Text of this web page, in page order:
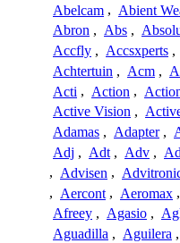
Abelcam , Abient
Abron , Abs ,
Accfly , Accsxperts ,
Achtertuin , Acm ,
Acti , Action ,
Active Vision ,
Adamas , Adapter ,
Adj , Adt , Adv ,
, Advisen ,
, Aercont , Aeromax ,
Afreey , Agasio ,
Aguadilla , Aguilera ,